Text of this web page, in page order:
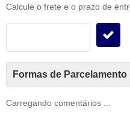
Calcule o frete e o prazo de
Formas de Parcelamento
Carregando comentários ...